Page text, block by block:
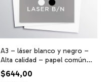
A3 – láser blanco y negro –
Alta calidad – papel común
– doble faz -
$644,00